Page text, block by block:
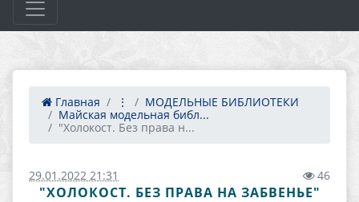
Главная ⋮
МОДЕЛЬНЫЕ БИБЛИОТЕКИ
Майская модельная библ...
"Холокост. Без права н...
29.01.2022 21:31 46
"ХОЛОКОСТ. БЕЗ ПРАВА НА ЗАБВЕНЬЕ"